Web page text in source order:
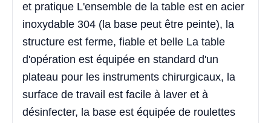
et pratique L'ensemble de la table est en acier
inoxydable 304 (la base peut être peinte), la
structure est ferme, fiable et belle La table
d'opération est équipée en standard d'un
plateau pour les instruments chirurgicaux, la
surface de travail est facile à laver et à
désinfecter, la base est équipée de roulettes